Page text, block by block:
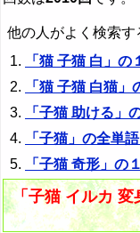
他の人がよく検索
「猫 子猫 白」
「猫 子猫 白猫
「子猫 助ける」
「子猫」の全単
「子猫 奇形」の
「子猫 イルカ 変